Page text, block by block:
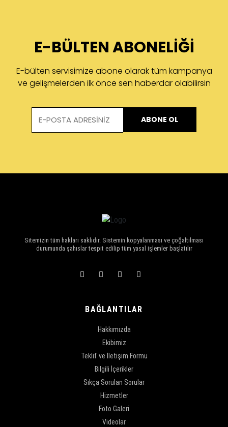
E-BÜLTEN ABONELİĞİ
E-bülten servisimize abone olarak tüm kampanya
ve gelişmelerden ilk önce sen haberdar olabilirsin
ABONE OL
Sitemizin tüm hakları saklıdır. Sistemin kopyalanması ve çoğaltılması
durumunda şahıslar tespit edilip tüm yasal işlemler başlatılır
BAĞLANTILAR
Hakkımızda
Ekibimiz
Teklif ve İletişim Formu
Bilgili İçerikler
Sıkça Sorulan Sorular
Hizmetler
Foto Galeri
Videolar